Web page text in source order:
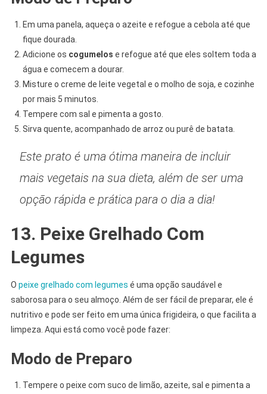
Em uma panela, aqueça o azeite e refogue a cebola até que
fique dourada.
Adicione os cogumelos e refogue até que eles soltem toda a
água e comecem a dourar.
Misture o creme de leite vegetal e o molho de soja, e cozinhe
por mais 5 minutos.
Tempere com sal e pimenta a gosto.
Sirva quente, acompanhado de arroz ou purê de batata.
Este prato é uma ótima maneira de incluir
mais vegetais na sua dieta, além de ser uma
opção rápida e prática para o dia a dia!
13. Peixe Grelhado Com
Legumes
O peixe grelhado com legumes é uma opção saudável e
saborosa para o seu almoço. Além de ser fácil de preparar, ele é
nutritivo e pode ser feito em uma única frigideira, o que facilita a
limpeza. Aqui está como você pode fazer:
Modo de Preparo
Tempere o peixe com suco de limão, azeite, sal e pimenta a